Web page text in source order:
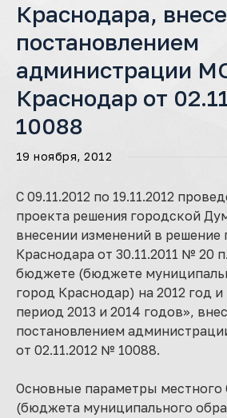
Краснодара,
постановлением
администрации
Краснодар от
10088
19 ноября, 2012
С 09.11.2012 по 19.11.2012
проекта решения городской
внесении изменений в
Краснодара от 30.11.2011 № 20
бюджете (бюджете
город Краснодар) на 2012 год
период 2013 и 2014 годов»,
постановлением
от 02.11.2012 № 10088.
Основные параметры
(бюджета муниципального